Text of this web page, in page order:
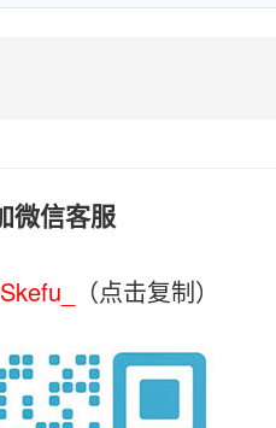
微信客服
（点击复制）